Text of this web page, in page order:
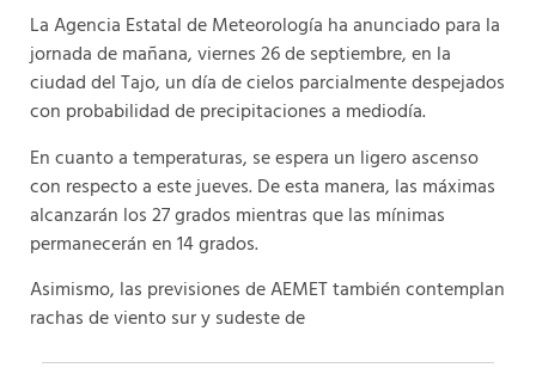
La Agencia Estatal de Meteorología ha anunciado para la
jornada de mañana, viernes 26 de septiembre, en la
ciudad del Tajo, un día de cielos parcialmente despejados
con probabilidad de precipitaciones a mediodía.
En cuanto a temperaturas, se espera un ligero ascenso
con respecto a este jueves. De esta manera, las máximas
alcanzarán los 27 grados mientras que las mínimas
permanecerán en 14 grados.
Asimismo, las previsiones de AEMET también contemplan
rachas de viento sur y sudeste de